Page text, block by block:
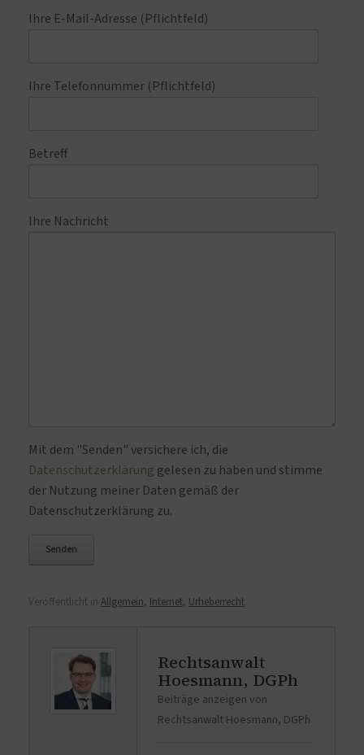
Ihre E-Mail-Adresse (Pflichtfeld)
Ihre Telefonnummer (Pflichtfeld)
Betreff
Ihre Nachricht
Bitte lasse dieses Feld leer.
Mit dem "Senden" versichere ich, die
Datenschutzerklärung gelesen zu haben und stimme
der Nutzung meiner Daten gemäß der
Datenschutzerklärung zu.
Veröffentlicht in Allgemein, Internet, Urheberrecht
Rechtsanwalt
Hoesmann, DGPh
Beiträge anzeigen von
Rechtsanwalt Hoesmann, DGPh